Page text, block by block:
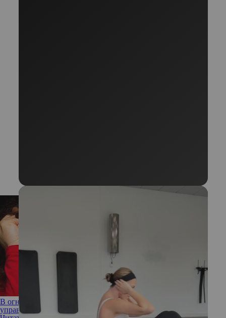
В огне ярости: 7 лайфхаков, которые помогут правильно
управлять гневом